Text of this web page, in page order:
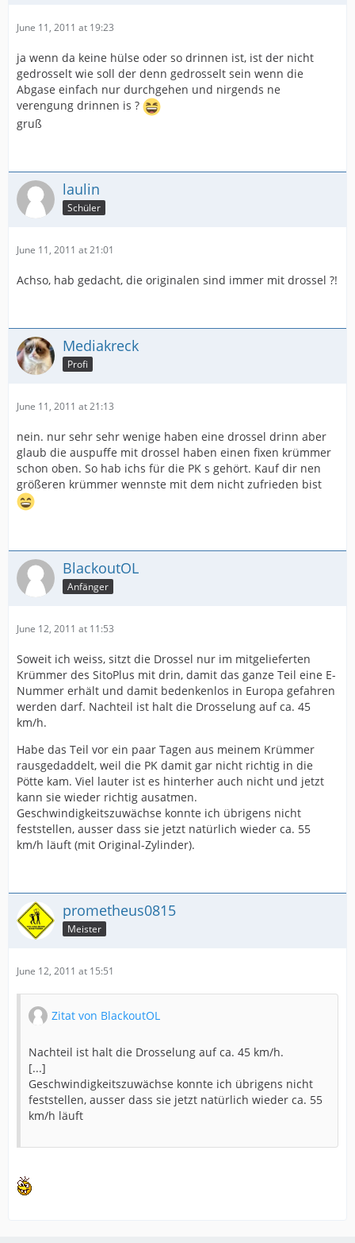
June 11, 2011 at 19:23
ja wenn da keine hülse oder so drinnen ist, ist der nicht
gedrosselt wie soll der denn gedrosselt sein wenn die
Abgase einfach nur durchgehen und nirgends ne
verengung drinnen is ?
gruß
laulin
Schüler
June 11, 2011 at 21:01
Achso, hab gedacht, die originalen sind immer mit drossel ?!
Mediakreck
Profi
June 11, 2011 at 21:13
nein. nur sehr sehr wenige haben eine drossel drinn aber
glaub die auspuffe mit drossel haben einen fixen krümmer
schon oben. So hab ichs für die PK s gehört. Kauf dir nen
größeren krümmer wennste mit dem nicht zufrieden bist
BlackoutOL
Anfänger
June 12, 2011 at 11:53
Soweit ich weiss, sitzt die Drossel nur im mitgelieferten
Krümmer des SitoPlus mit drin, damit das ganze Teil eine E-
Nummer erhält und damit bedenkenlos in Europa gefahren
werden darf. Nachteil ist halt die Drosselung auf ca. 45
km/h.
Habe das Teil vor ein paar Tagen aus meinem Krümmer
rausgedaddelt, weil die PK damit gar nicht richtig in die
Pötte kam. Viel lauter ist es hinterher auch nicht und jetzt
kann sie wieder richtig ausatmen.
Geschwindigkeitszuwächse konnte ich übrigens nicht
feststellen, ausser dass sie jetzt natürlich wieder ca. 55
km/h läuft (mit Original-Zylinder).
prometheus0815
Meister
June 12, 2011 at 15:51
Zitat von BlackoutOL
Nachteil ist halt die Drosselung auf ca. 45 km/h.
[...]
Geschwindigkeitszuwächse konnte ich übrigens nicht
feststellen, ausser dass sie jetzt natürlich wieder ca. 55
km/h läuft